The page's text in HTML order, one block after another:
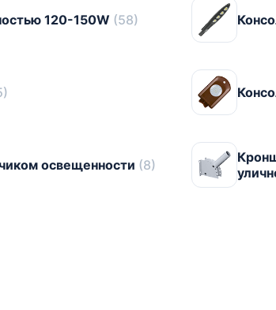
120-150W (58)
освещенности (8)